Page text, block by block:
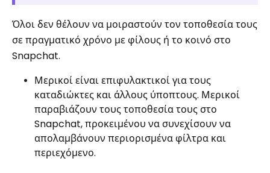
Όλοι δεν θέλουν να μοιραστούν τον τοποθεσία τους
σε πραγματικό χρόνο με φίλους ή το κοινό στο
Snapchat.
Μερικοί είναι επιφυλακτικοί για τους
καταδιώκτες και άλλους ύποπτους. Μερικοί
παραβιάζουν τους τοποθεσία τους στο
Snapchat, προκειμένου να συνεχίσουν να
απολαμβάνουν περιορισμένα φίλτρα και
περιεχόμενο.